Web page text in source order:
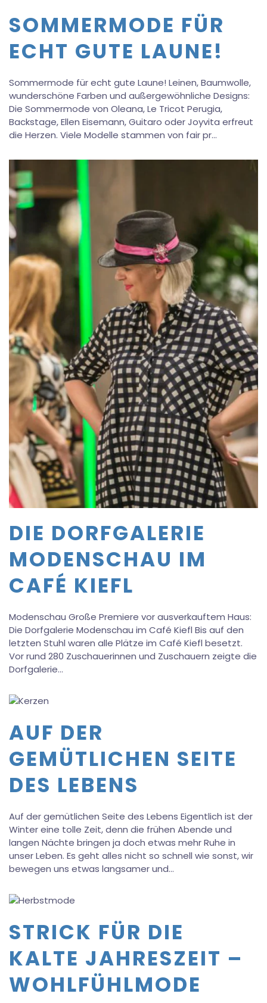
SOMMERMODE FÜR
ECHT GUTE LAUNE!
Sommermode für echt gute Laune! Leinen, Baumwolle,
wunderschöne Farben und außergewöhnliche Designs:
Die Sommermode von Oleana, Le Tricot Perugia,
Backstage, Ellen Eisemann, Guitaro oder Joyvita erfreut
die Herzen. Viele Modelle stammen von fair pr…
DIE DORFGALERIE
MODENSCHAU IM
CAFÉ KIEFL
Modenschau Große Premiere vor ausverkauftem Haus:
Die Dorfgalerie Modenschau im Café Kiefl Bis auf den
letzten Stuhl waren alle Plätze im Café Kiefl besetzt.
Vor rund 280 Zuschauerinnen und Zuschauern zeigte die
Dorfgalerie…
AUF DER
GEMÜTLICHEN SEITE
DES LEBENS
Auf der gemütlichen Seite des Lebens Eigentlich ist der
Winter eine tolle Zeit, denn die frühen Abende und
langen Nächte bringen ja doch etwas mehr Ruhe in
unser Leben. Es geht alles nicht so schnell wie sonst, wir
bewegen uns etwas langsamer und…
STRICK FÜR DIE
KALTE JAHRESZEIT –
WOHLFÜHLMODE